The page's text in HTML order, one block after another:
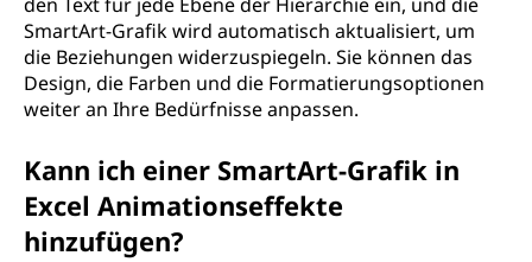
SmartArt-Grafik wird automatisch aktualisiert, um
die Beziehungen widerzuspiegeln. Sie können das
Design, die Farben und die Formatierungsoptionen
weiter an Ihre Bedürfnisse anpassen.
Kann ich einer SmartArt-Grafik in
Excel Animationseffekte
hinzufügen?